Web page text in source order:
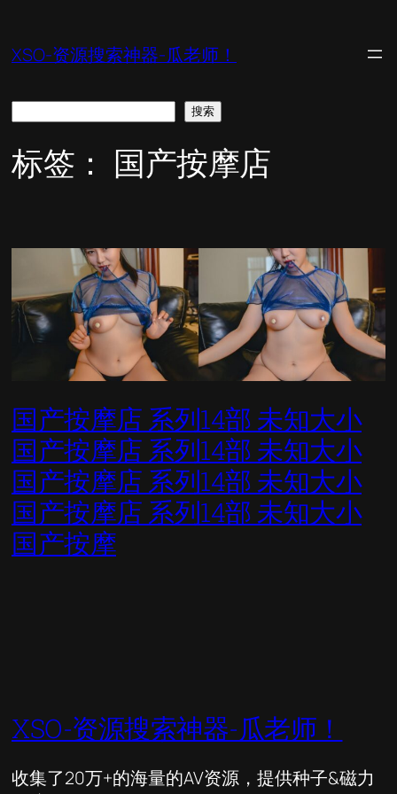
内
XSO-资源搜索神器-瓜老师！
搜索
标签： 国产按摩店
国产按摩店 系列14部 未知大小
国产按摩店 系列14部 未知大小
国产按摩店 系列14部 未知大小
国产按摩店 系列14部 未知大小
国产按摩
XSO-资源搜索神器-瓜老师！
收集了20万+的海量的AV资源，提供种子&磁力